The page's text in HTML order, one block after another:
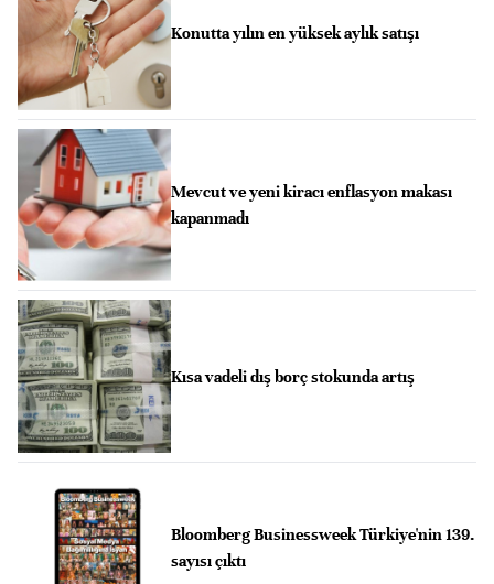
Konutta yılın en yüksek aylık satışı
Mevcut ve yeni kiracı enflasyon makası
kapanmadı
Kısa vadeli dış borç stokunda artış
Bloomberg Businessweek Türkiye'nin 139.
sayısı çıktı